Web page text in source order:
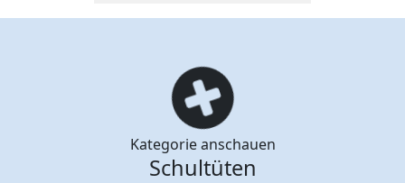
Kategorie anschauen
Schultüten